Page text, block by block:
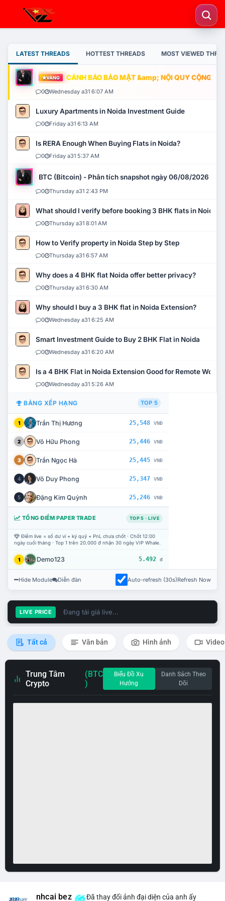
LATEST THREADS HOTTEST THREADS MOST VIEWED
VÀNG CẢNH BÁO BẢO MẬT &amp; NỘI QUY CỘNG
0 Wednesday a31 6:07 AM
Luxury Apartments in Noida Investment Guide
0 Friday a31 6:13 AM
Is RERA Enough When Buying Flats in Noida?
0 Friday a31 5:37 AM
BTC (Bitcoin) - Phân tích snapshot ngày 06/08/2026
0 Thursday a31 2:43 PM
What should I verify before booking 3 BHK flats in Noida?
0 Thursday a31 8:01 AM
How to Verify property in Noida Step by Step
0 Thursday a31 6:57 AM
Why does a 4 BHK flat Noida offer better privacy?
0 Thursday a31 6:30 AM
Why should I buy a 3 BHK flat in Noida Extension?
0 Wednesday a31 6:25 AM
Smart Investment Guide to Buy 2 BHK Flat in Noida
0 Wednesday a31 6:20 AM
Is a 4 BHK Flat in Noida Extension Good for Remote Work?
0 Wednesday a31 5:26 AM
BẢNG XẾP HẠNG TOP 5
1 Trần Thị Hương 25,548 VNĐ
2 Võ Hữu Phong 25,446 VNĐ
3 Trần Ngọc Hà 25,445 VNĐ
4 Võ Duy Phong 25,347 VNĐ
5 Đặng Kim Quỳnh 25,246 VNĐ
TỔNG ĐIỂM PAPER TRADE TOP 5 · LIVE
Điểm live = số dư ví + ký quỹ + PnL chưa chốt · Chốt 12:00
ngày cuối tháng · Top 1 trên 20.000 đ nhận 30 ngày VIP Whale.
1 Demo123 5.492 đ
Hide Module Diễn đàn Auto-refresh (30s)Refresh Now
LIVE PRICE Đang tải giá live...
Tất cả Văn bản Hình ảnh Video
Trung Tâm
Crypto
(BTC
)
Biểu Đồ Xu
Hướng
Danh Sách Theo
Dõi
nhcai bez Đã thay đổi ảnh đại diện của anh ấy